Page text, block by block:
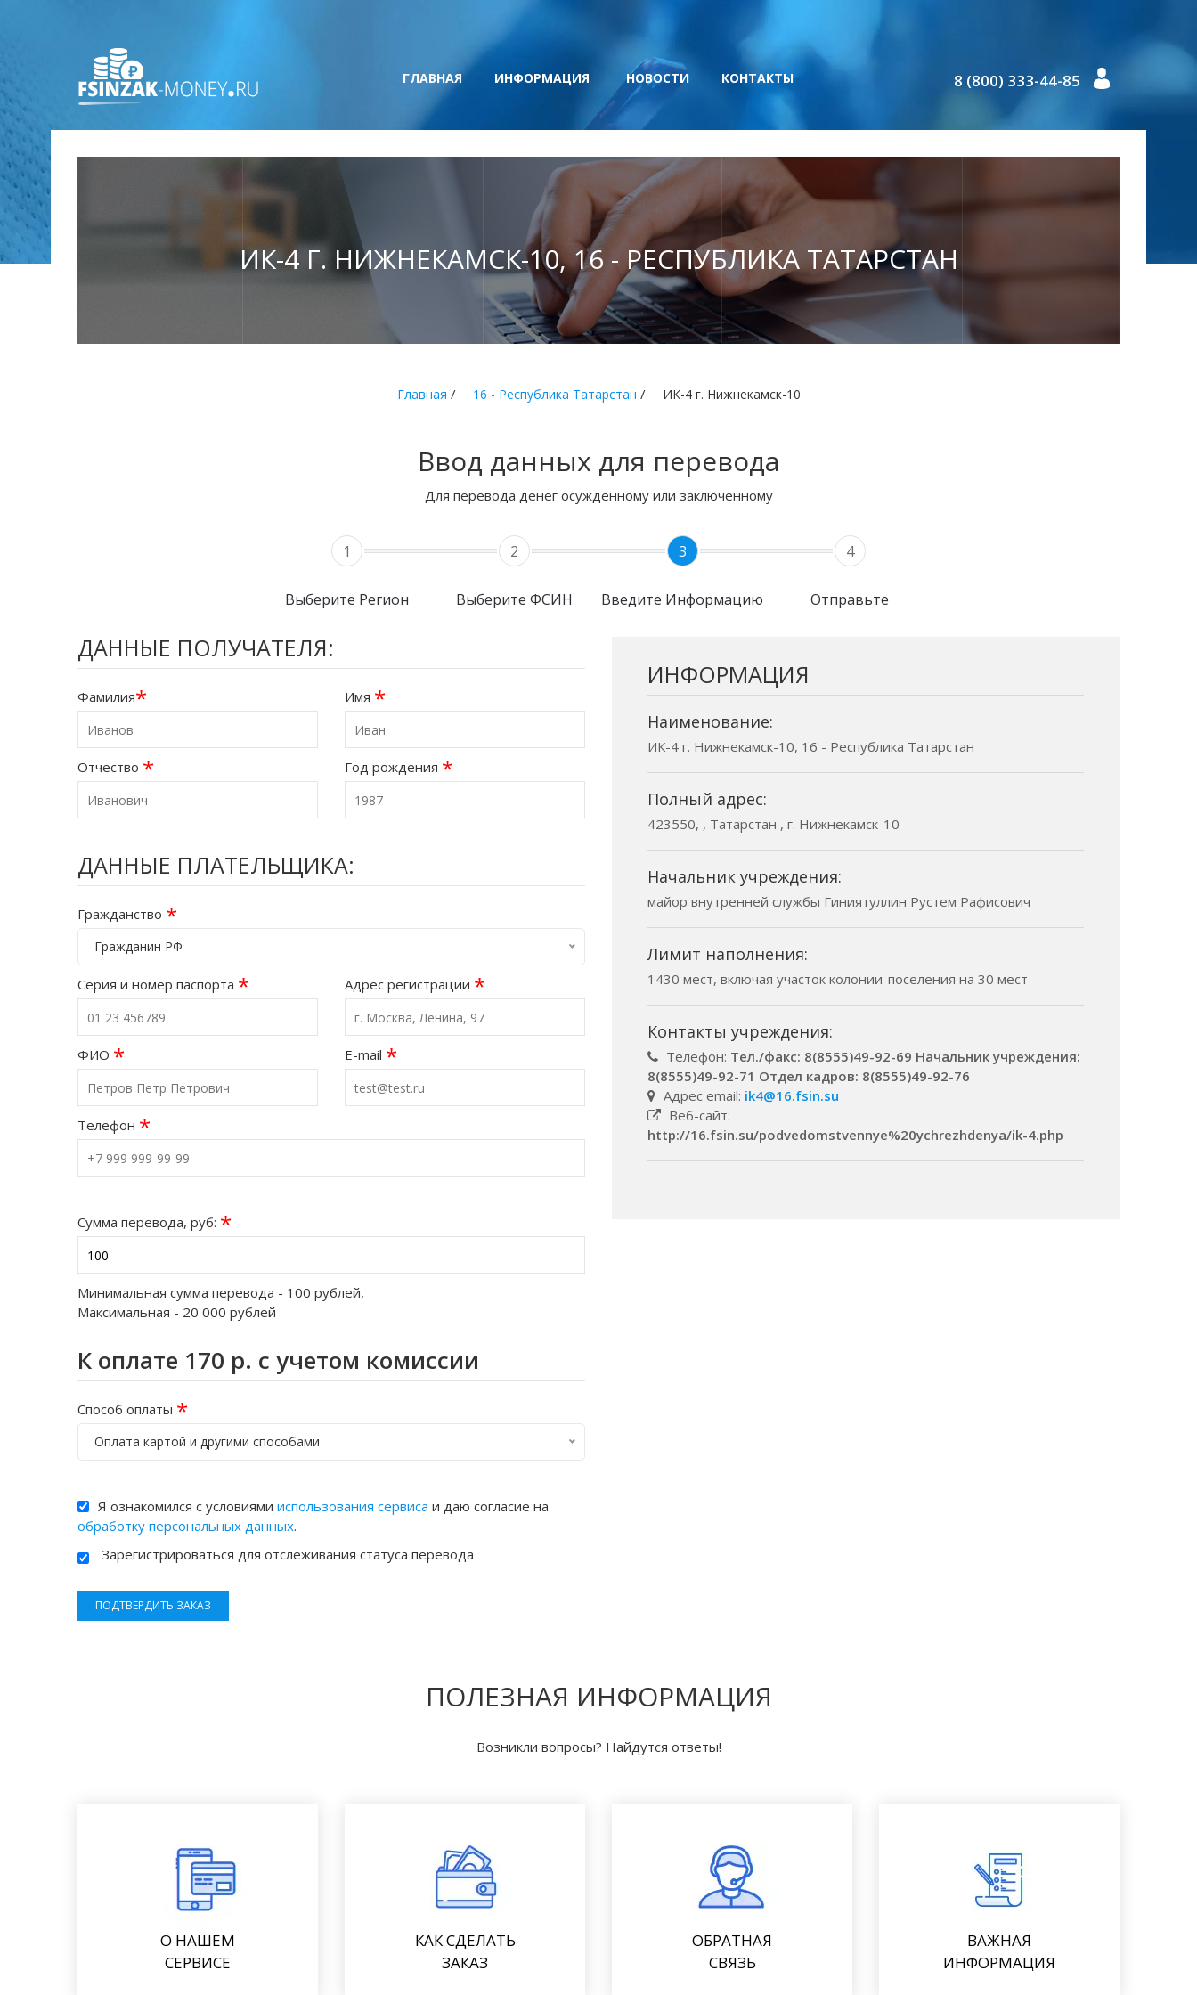
ГЛАВНАЯ ИНФОРМАЦИЯ НОВОСТИ КОНТАКТЫ 8 (800) 333-44-85
ИК-4 Г. НИЖНЕКАМСК-10, 16 - РЕСПУБЛИКА ТАТАРСТАН
Главная / 16 - Республика Татарстан / ИК-4 г. Нижнекамск-10
Ввод данных для перевода
Для перевода денег осужденному или заключенному
1
Выберите Регион
2
Выберите ФСИН
3
Введите Информацию
4
Отправьте
ДАННЫЕ ПОЛУЧАТЕЛЯ:
Фамилия* Имя *
Отчество * Год рождения *
ДАННЫЕ ПЛАТЕЛЬЩИКА:
Гражданство *
Гражданин РФ
Серия и номер паспорта * Адрес регистрации *
ФИО * E-mail *
Телефон *
Сумма перевода, руб: *
Минимальная сумма перевода - 100 рублей,
Максимальная - 20 000 рублей
К оплате 170 р. с учетом комиссии
Способ оплаты *
Оплата картой и другими способами
Я ознакомился с условиями использования сервиса и даю согласие на
обработку персональных данных.
Зарегистрироваться для отслеживания статуса перевода
ПОДТВЕРДИТЬ ЗАКАЗ
ИНФОРМАЦИЯ
Наименование:
ИК-4 г. Нижнекамск-10, 16 - Республика Татарстан
Полный адрес:
423550, , Татарстан , г. Нижнекамск-10
Начальник учреждения:
майор внутренней службы Гиниятуллин Рустем Рафисович
Лимит наполнения:
1430 мест, включая участок колонии-поселения на 30 мест
Контакты учреждения:
Телефон: Тел./факс: 8(8555)49-92-69 Начальник учреждения:
8(8555)49-92-71 Отдел кадров: 8(8555)49-92-76
Адрес email: ik4@16.fsin.su
Веб-сайт:
http://16.fsin.su/podvedomstvennye%20ychrezhdenya/ik-4.php
ПОЛЕЗНАЯ ИНФОРМАЦИЯ
Возникли вопросы? Найдутся ответы!
О НАШЕМ
СЕРВИСЕ
КАК СДЕЛАТЬ
ЗАКАЗ
ОБРАТНАЯ
СВЯЗЬ
ВАЖНАЯ
ИНФОРМАЦИЯ